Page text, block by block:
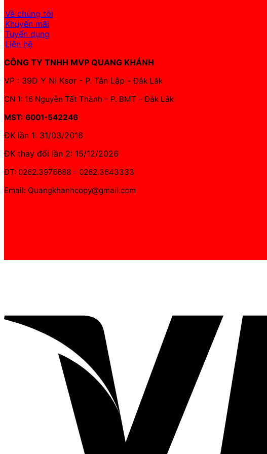
Về chúng tôi
Khuyến mãi
Tuyển dụng
Liên hệ
CÔNG TY TNHH MVP QUANG KHÁNH
VP : 39D Y Ni Ksơr - P. Tân Lập -Đắk Lắk
CN 1: 16 Nguyễn Tất Thành – P. BMT – Đắk Lắk
MST: 6001-542246
ĐK lần 1: 31/03/2016
ĐK thay đổi lần 2: 15/12/2026
ĐT: 0262.3976688 – 0262.3643333
Email: Quangkhanhcopy@gmail.com